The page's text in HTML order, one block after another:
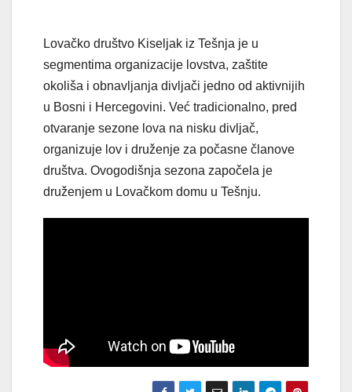
Lovačko društvo Kiseljak iz Tešnja je u
segmentima organizacije lovstva, zaštite
okoliša i obnavljanja divljači jedno od aktivnijih
u Bosni i Hercegovini. Već tradicionalno, pred
otvaranje sezone lova na nisku divljač,
organizuje lov i druženje za počasne članove
društva. Ovogodišnja sezona započela je
druženjem u Lovačkom domu u Tešnju.